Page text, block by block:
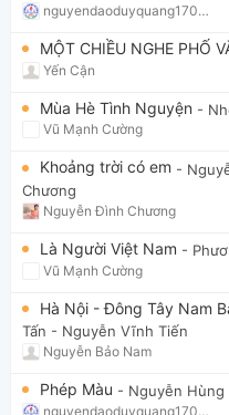
nguyendaoduyquang17021
MỘT CHIỀU NGHE PHỐ
Yến Cận
Mùa Hè Tình Nguyện -
Vũ Mạnh Cường
Khoảng trời có em -
Chương
Nguyễn Đình Chương
Là Người Việt Nam -
Vũ Mạnh Cường
Hà Nội - Đông Tây Nam
Tấn - Nguyễn Vĩnh Tiến
Nguyễn Bảo Nam
Phép Màu - Nguyễn Hùng
nguyendaoduyquang17021